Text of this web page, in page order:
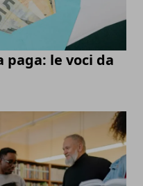
paga: le voci da